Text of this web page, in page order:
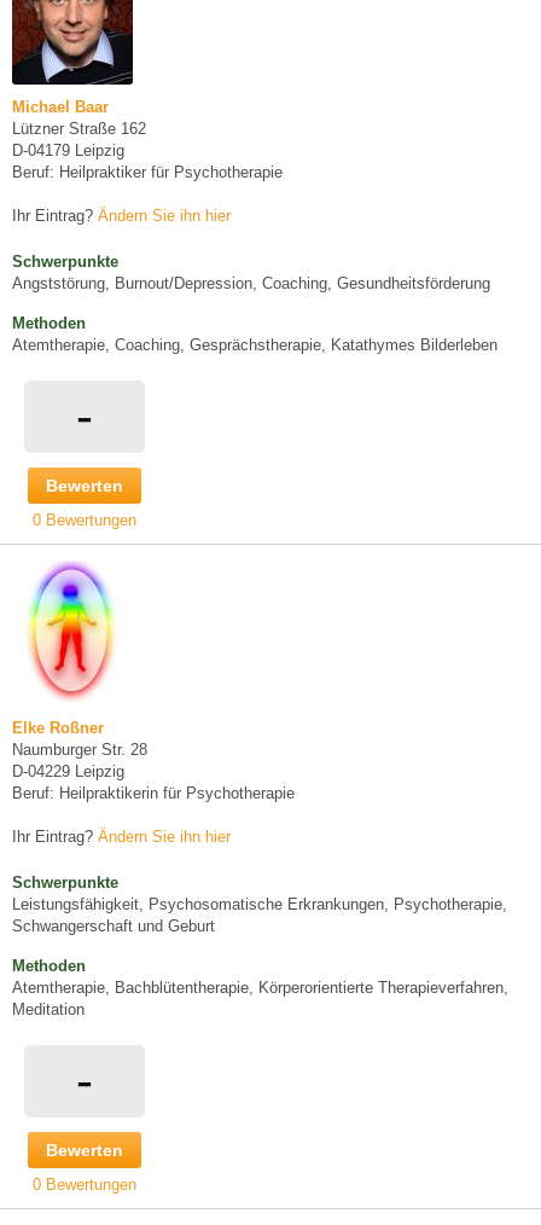
Michael Baar
Lützner Straße 162
D-04179 Leipzig
Beruf: Heilpraktiker für Psychotherapie
Ihr Eintrag? Ändern Sie ihn hier
Schwerpunkte
Angststörung, Burnout/Depression, Coaching, Gesundheitsförderung
Methoden
Atemtherapie, Coaching, Gesprächstherapie, Katathymes Bilderleben
-
Bewerten
0 Bewertungen
Elke Roßner
Naumburger Str. 28
D-04229 Leipzig
Beruf: Heilpraktikerin für Psychotherapie
Ihr Eintrag? Ändern Sie ihn hier
Schwerpunkte
Leistungsfähigkeit, Psychosomatische Erkrankungen, Psychotherapie,
Schwangerschaft und Geburt
Methoden
Atemtherapie, Bachblütentherapie, Körperorientierte Therapieverfahren,
Meditation
-
Bewerten
0 Bewertungen